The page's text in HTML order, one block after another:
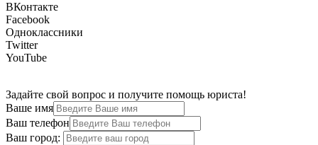
ВКонтакте
Facebook
Одноклассники
Twitter
YouTube
Задайте свой вопрос и получите помощь юриста!
Ваше имя
Ваш телефон
Ваш город: